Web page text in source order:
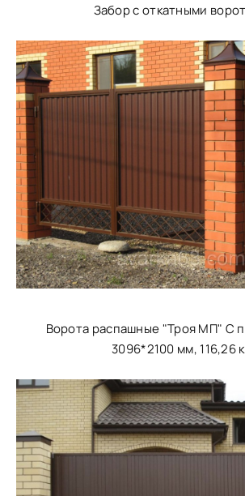
Забор с откатными
Ворота распашные "Троя МП" С
3096*2100 мм, 116,26